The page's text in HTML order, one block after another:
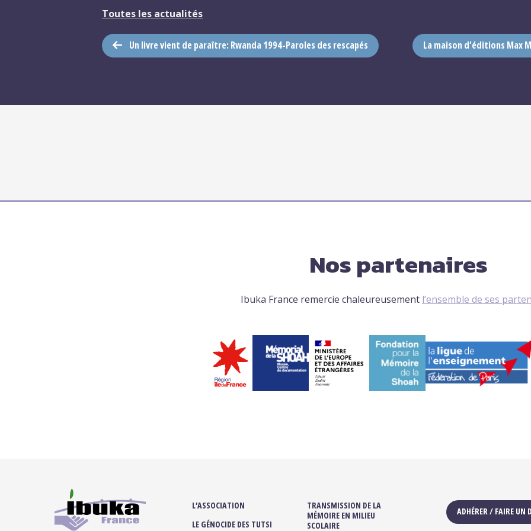
Toutes les actualités
Un livre vient de paraître: Rwanda 1994-Paroles des rescapés La maison d’éditions Max
Nos partenaires
Ibuka France remercie chaleureusement l’ensemble de ses
L’ASSOCIATION
LE GÉNOCIDE DES TUTSI
TRANSMISSION DE LA
MÉMOIRE EN MILIEU
SCOLAIRE
ADHÉRER / FAIRE UN